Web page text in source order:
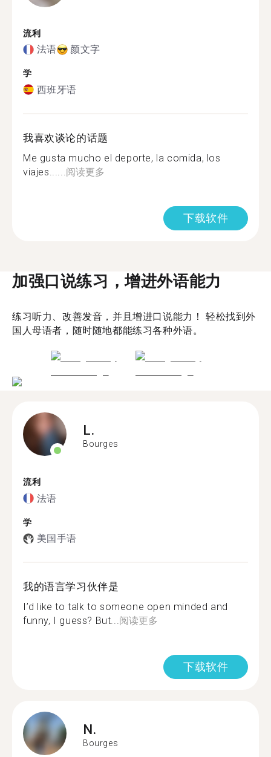
流利
法语 颜文字
学
西班牙语
我喜欢谈论的话题
Me gusta mucho el deporte, la comida, los
viajes...... 阅读更多
下载软件
加强口说练习，增进外语能力
练习听力、改善发音，并且增进口说能力！ 轻松找到外
国人母语者，随时随地都能练习各种外语。
L.
Bourges
流利
法语
学
美国手语
我的语言学习伙伴是
I’d like to talk to someone open minded and
funny, I guess? But...阅读更多
下载软件
N.
Bourges